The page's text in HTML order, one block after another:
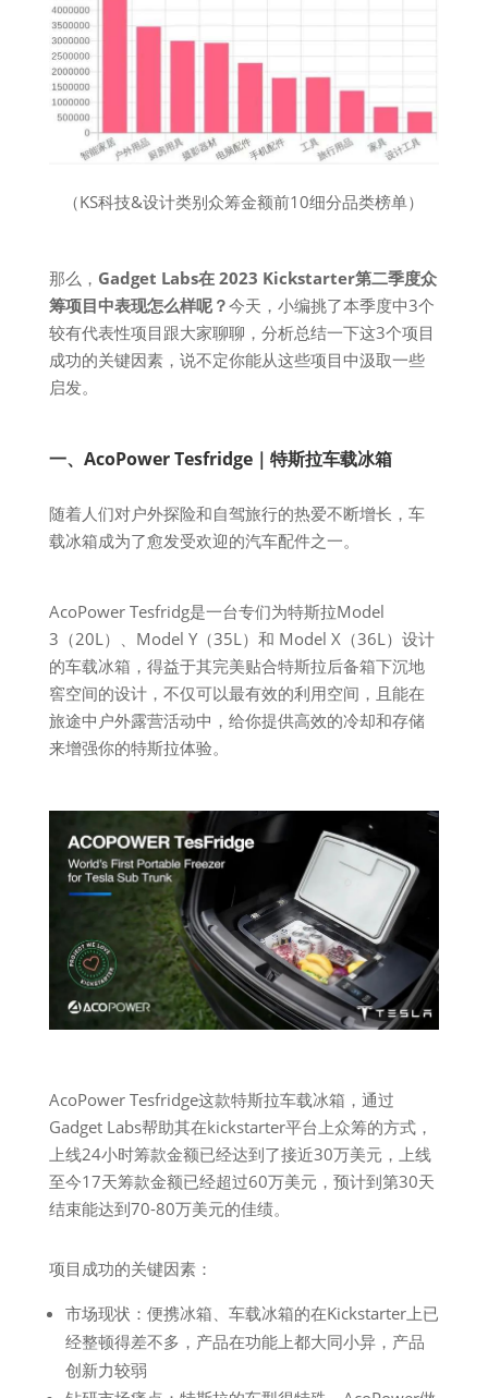
（KS科技&设计类别众筹金额前10细分品类榜单）
那么， Gadget Labs在 2023 Kickstarter第二季度众
筹项目中表现怎么样呢？今天，小编挑了本季度中3个
较有代表性项目跟大家聊聊，分析总结一下这3个项目
成功的关键因素，说不定你能从这些项目中汲取一些
启发。
一、AcoPower Tesfridge｜特斯拉车载冰箱
随着人们对户外探险和自驾旅行的热爱不断增长，车
载冰箱成为了愈发受欢迎的汽车配件之一。
AcoPower Tesfridg是一台专们为特斯拉Model
3（20L）、Model Y（35L）和 Model X（36L）设计
的车载冰箱，得益于其完美贴合特斯拉后备箱下沉地
窖空间的设计，不仅可以最有效的利用空间，且能在
旅途中户外露营活动中，给你提供高效的冷却和存储
来增强你的特斯拉体验。
AcoPower Tesfridge这款特斯拉车载冰箱，通过
Gadget Labs帮助其在kickstarter平台上众筹的方式，
上线24小时筹款金额已经达到了接近30万美元，上线
至今17天筹款金额已经超过60万美元，预计到第30天
结束能达到70-80万美元的佳绩。
项目成功的关键因素：
市场现状：便携冰箱、车载冰箱的在Kickstarter上已
经整顿得差不多，产品在功能上都大同小异，产品
创新力较弱